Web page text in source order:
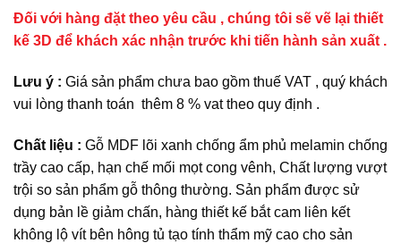
Đối với hàng đặt theo yêu cầu , chúng tôi sẽ vẽ lại thiết
kế 3D để khách xác nhận trước khi tiến hành sản xuất .
Lưu ý : Giá sản phẩm chưa bao gồm thuế VAT , quý khách
vui lòng thanh toán thêm 8 % vat theo quy định .
Chất liệu : Gỗ MDF lõi xanh chống ẩm phủ melamin chống
trầy cao cấp, hạn chế mối mọt cong vênh, Chất lượng vượt
trội so sản phẩm gỗ thông thường. Sản phẩm được sử
dụng bản lề giảm chấn, hàng thiết kế bắt cam liên kết
không lộ vít bên hông tủ tạo tính thẩm mỹ cao cho sản